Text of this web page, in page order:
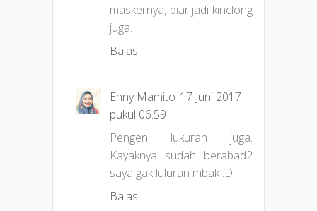
maskernya, biar jadi kinclong
juga.
Balas
Enny Mamito 17 Juni 2017
pukul 06.59
Pengen lukuran juga.
Kayaknya sudah berabad2
saya gak luluran mbak :D
Balas